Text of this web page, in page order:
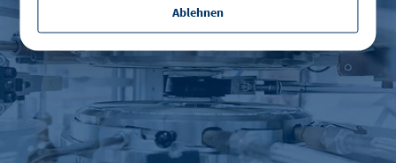
Anbieter:
etracker GmbH
Zweck:
Opt-In Cookie speichert die Entscheidung des
Besuchers, wenn auf der Seite des Kunden das
Tracking Opt-In ausgespielt wird. Wird auch
Ablehnen